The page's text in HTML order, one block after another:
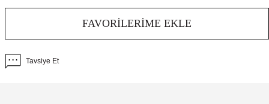
FAVORILERIME EKLE
Tavsiye Et